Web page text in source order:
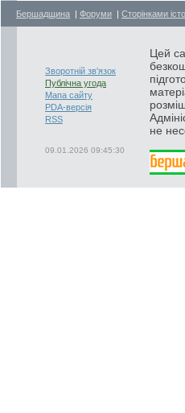
Бершадщина | Форуми | Сторінками
Зворотній зв'язок
Публічна угода
Мапа сайту
PDA-версія
RSS
09.01.2026 09:45:30
Цей
не